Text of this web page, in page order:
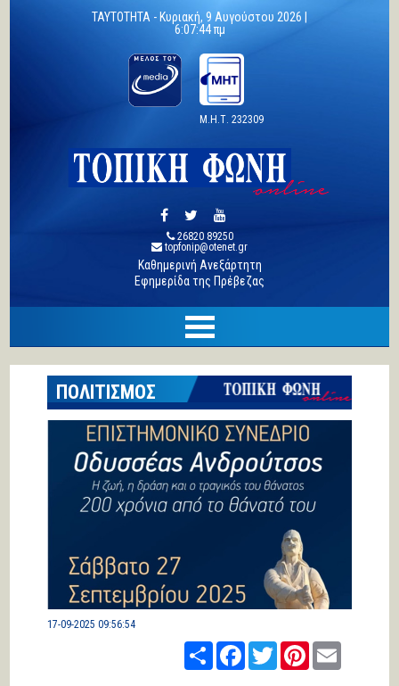
TAYTOTHTA - Κυριακή, 9 Αυγούστου 2026 |
6:07:45 πμ
Μ.Η.Τ. 232309
26820 89250
topfonip@otenet.gr
Καθημερινή Ανεξάρτητη
Εφημερίδα της Πρέβεζας
ΠΟΛΙΤΙΣΜΟΣ
17-09-2025 09:56:54
ShareFacebook
TwitterPinterestEmail